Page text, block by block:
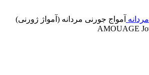
مردانه آمواج جورنی مردانه (آمواژ ژورنی)